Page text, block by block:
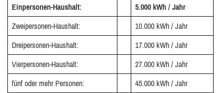
Einpersonen-Haushalt: 5.000 kWh / Jahr
Zweipersonen-Haushalt: 10.000 kWh / Jahr
Dreipersonen-Haushalt: 17.000 kWh / Jahr
Vierpersonen-Haushalt: 27.000 kWh / Jahr
fünf oder mehr Personen: 45.000 kWh / Jahr